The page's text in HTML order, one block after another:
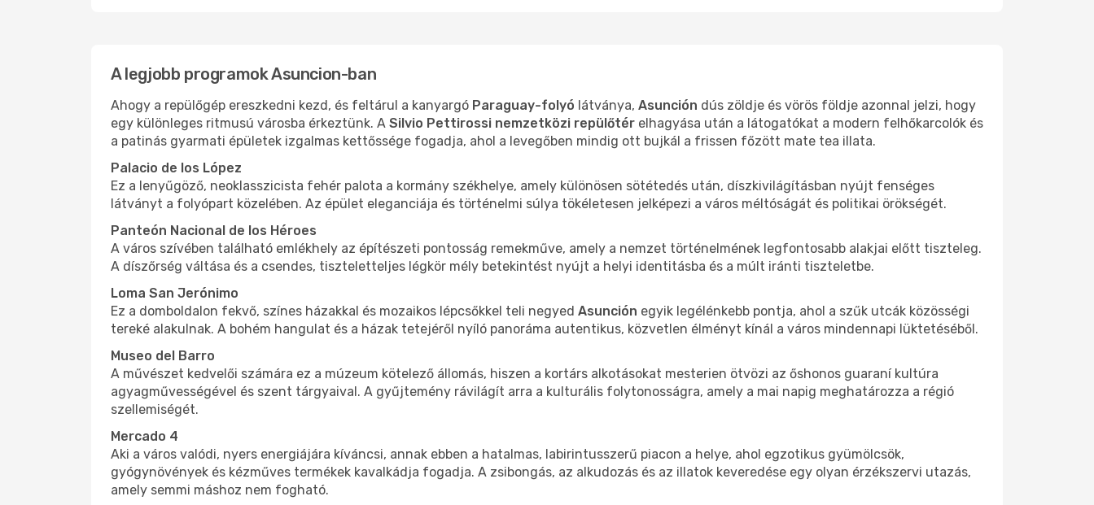
A legjobb programok Asuncion-ban
Ahogy a repülőgép ereszkedni kezd, és feltárul a kanyargó Paraguay-folyó látványa, Asunción dús zöldje és vörös földje azonnal jelzi, hogy
egy különleges ritmusú városba érkeztünk. A Silvio Pettirossi nemzetközi repülőtér elhagyása után a látogatókat a modern felhőkarcolók és
a patinás gyarmati épületek izgalmas kettőssége fogadja, ahol a levegőben mindig ott bujkál a frissen főzött mate tea illata.
Palacio de los López
Ez a lenyűgöző, neoklasszicista fehér palota a kormány székhelye, amely különösen sötétedés után, díszkivilágításban nyújt fenséges
látványt a folyópart közelében. Az épület eleganciája és történelmi súlya tökéletesen jelképezi a város méltóságát és politikai örökségét.
Panteón Nacional de los Héroes
A város szívében található emlékhely az építészeti pontosság remekműve, amely a nemzet történelmének legfontosabb alakjai előtt tiszteleg.
A díszőrség váltása és a csendes, tiszteletteljes légkör mély betekintést nyújt a helyi identitásba és a múlt iránti tiszteletbe.
Loma San Jerónimo
Ez a domboldalon fekvő, színes házakkal és mozaikos lépcsőkkel teli negyed Asunción egyik legélénkebb pontja, ahol a szűk utcák közösségi
tereké alakulnak. A bohém hangulat és a házak tetejéről nyíló panoráma autentikus, közvetlen élményt kínál a város mindennapi lüktetéséből.
Museo del Barro
A művészet kedvelői számára ez a múzeum kötelező állomás, hiszen a kortárs alkotásokat mesterien ötvözi az őshonos guaraní kultúra
agyagművességével és szent tárgyaival. A gyűjtemény rávilágít arra a kulturális folytonosságra, amely a mai napig meghatározza a régió
szellemiségét.
Mercado 4
Aki a város valódi, nyers energiájára kíváncsi, annak ebben a hatalmas, labirintusszerű piacon a helye, ahol egzotikus gyümölcsök,
gyógynövények és kézműves termékek kavalkádja fogadja. A zsibongás, az alkudozás és az illatok keveredése egy olyan érzékszervi utazás,
amely semmi máshoz nem fogható.